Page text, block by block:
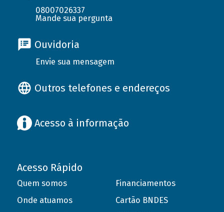
08007026337
Mande sua pergunta
Ouvidoria
Envie sua mensagem
Outros telefones e endereços
Acesso à informação
Acesso Rápido
Quem somos
Onde atuamos
Financiamentos
Cartão BNDES